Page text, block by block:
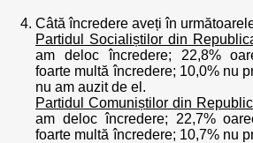
Câtă încredere aveți în
Partidul Socialiștilor din
am deloc încredere; 22,8%
foarte multă încredere; 10,0% nu
nu am auzit de el.
Partidul Comuniștilor din
am deloc încredere; 22,7%
foarte multă încredere; 10,7% nu